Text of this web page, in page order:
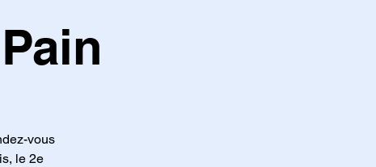
vous
le 2e